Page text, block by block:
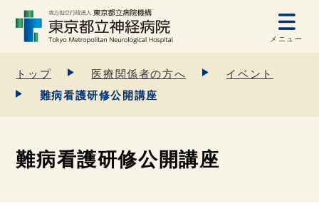
メニュー
トップ 医療関係者の方へ
イベント
難病看護研修公開講座
難病看護研修公開講座